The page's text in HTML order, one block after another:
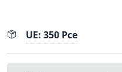
UE: 350 Pce